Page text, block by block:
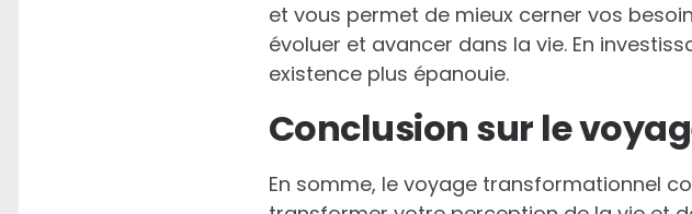
et vous permet de mieux cerner vos
évoluer et avancer dans la vie. En
existence plus épanouie.
Conclusion sur le
En somme, le voyage transformationnel